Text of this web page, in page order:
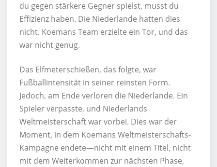
du gegen stärkere Gegner spielst, musst du
Effizienz haben. Die Niederlande hatten dies
nicht. Koemans Team erzielte ein Tor, und das
war nicht genug.
Das Elfmeterschießen, das folgte, war
Fußballintensität in seiner reinsten Form.
Jedoch, am Ende verloren die Niederlande. Ein
Spieler verpasste, und Niederlands
Weltmeisterschaft war vorbei. Dies war der
Moment, in dem Koemans Weltmeisterschafts-
Kampagne endete—nicht mit einem Titel, nicht
mit dem Weiterkommen zur nächsten Phase,